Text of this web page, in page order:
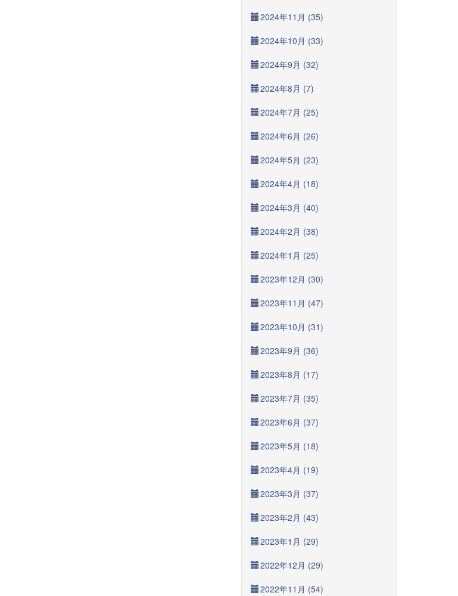
2024年11月 (35)
2024年10月 (33)
2024年9月 (32)
2024年8月 (7)
2024年7月 (25)
2024年6月 (26)
2024年5月 (23)
2024年4月 (18)
2024年3月 (40)
2024年2月 (38)
2024年1月 (25)
2023年12月 (30)
2023年11月 (47)
2023年10月 (31)
2023年9月 (36)
2023年8月 (17)
2023年7月 (35)
2023年6月 (37)
2023年5月 (18)
2023年4月 (19)
2023年3月 (37)
2023年2月 (43)
2023年1月 (29)
2022年12月 (29)
2022年11月 (54)